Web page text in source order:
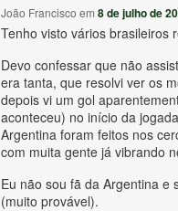
João Francisco em8 de julho de
Tenho visto vários brasileiros
Devo confessar que não
era tanta, que resolvi ver os
depois vi um gol
aconteceu) no início da
Argentina foram feitos nos
com muita gente já vibrando
Eu não sou fã da Argentina e
(muito provável).